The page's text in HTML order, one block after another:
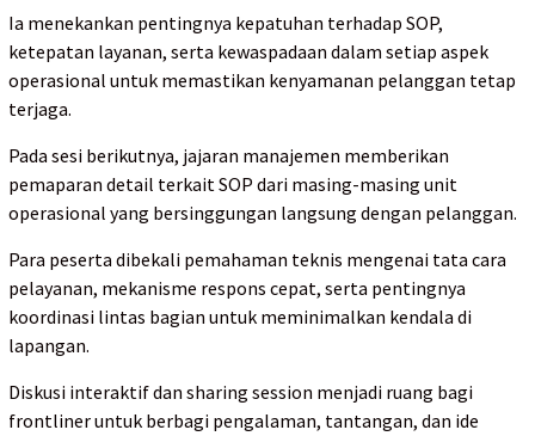
Ia menekankan pentingnya kepatuhan terhadap SOP,
ketepatan layanan, serta kewaspadaan dalam setiap aspek
operasional untuk memastikan kenyamanan pelanggan tetap
terjaga.
Pada sesi berikutnya, jajaran manajemen memberikan
pemaparan detail terkait SOP dari masing-masing unit
operasional yang bersinggungan langsung dengan pelanggan.
Para peserta dibekali pemahaman teknis mengenai tata cara
pelayanan, mekanisme respons cepat, serta pentingnya
koordinasi lintas bagian untuk meminimalkan kendala di
lapangan.
Diskusi interaktif dan sharing session menjadi ruang bagi
frontliner untuk berbagi pengalaman, tantangan, dan ide